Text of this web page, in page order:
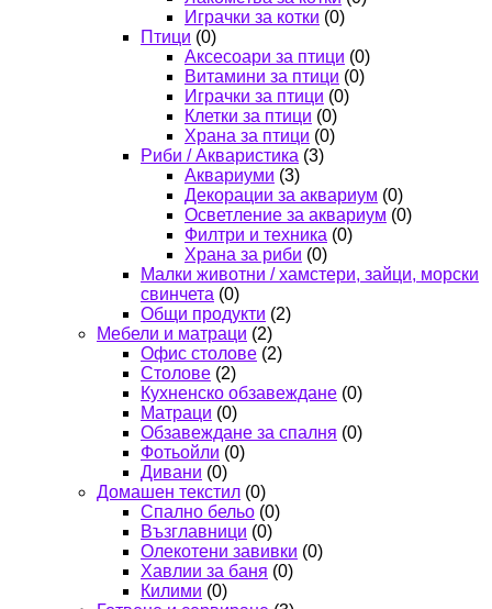
Играчки за котки (0)
Птици (0)
Аксесоари за птици (0)
Витамини за птици (0)
Играчки за птици (0)
Клетки за птици (0)
Храна за птици (0)
Риби / Акваристика (3)
Аквариуми (3)
Декорации за аквариум (0)
Осветление за аквариум (0)
Филтри и техника (0)
Храна за риби (0)
Малки животни / хамстери, зайци, морски
свинчета (0)
Общи продукти (2)
Мебели и матраци (2)
Офис столове (2)
Столове (2)
Кухненско обзавеждане (0)
Матраци (0)
Обзавеждане за спалня (0)
Фотьойли (0)
Дивани (0)
Домашен текстил (0)
Спално бельо (0)
Възглавници (0)
Олекотени завивки (0)
Хавлии за баня (0)
Килими (0)